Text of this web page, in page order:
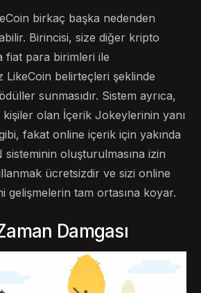
birkaç başka nedenden
Birincisi, size diğer kripto
fiat para birimleri ile
LikeCoin belirteçleri şeklinde
sunmasıdır. Sistem ayrıca,
olan İçerik Jokeylerinin yanı
fakat online içerik için yakında
sisteminin oluşturulmasına izin
ücretsizdir ve sizi online
gelişmelerin tam ortasına koyar.
Damgası